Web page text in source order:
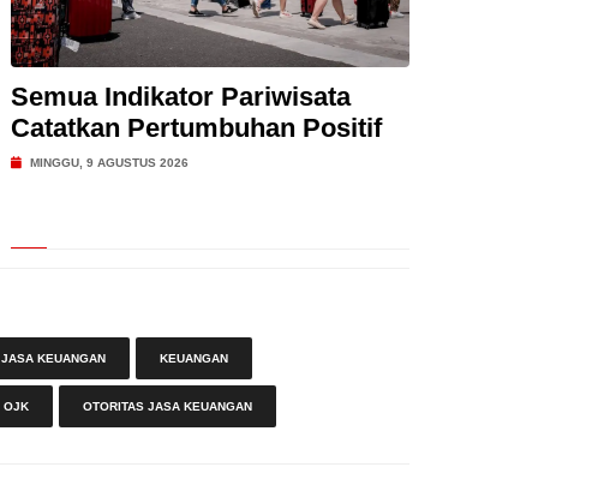
Semua Indikator Pariwisata
Catatkan Pertumbuhan Positif
MINGGU, 9 AGUSTUS 2026
JASA KEUANGAN KEUANGAN
OJK OTORITAS JASA KEUANGAN